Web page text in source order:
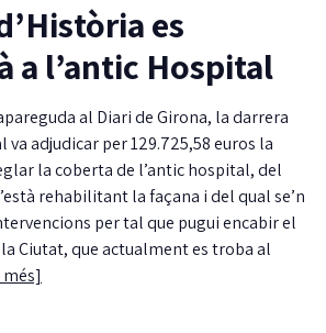
es
a l’antic Hospital
al Diari de Girona, la darrera
adjudicar per 129.725,58 euros la
la coberta de l’antic hospital, del
rehabilitant la façana i del qual se’n
per tal que pugui encabir el
la Ciutat, que actualment es troba al